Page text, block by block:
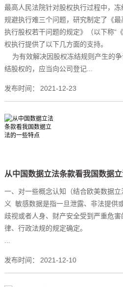
最高人民法院针对股权执行过程中，
规避执行难三个问题，研究制定了《
执行股权若干问题的规定》（以下称“
权执行提供了以下几方面的支持。
为有效解决因股权冻结规则产生的
结股权的，应当向公司登记...
发布时间： 2021-12-23
从中国数据立法条款看我国数据
一、对一些概念认知（结合欧美数据
义 敏感数据是指一旦泄露、非法提供
歧视或者人身、财产安全受到严重危
律、行政法规
发布时间： 2021-12-10